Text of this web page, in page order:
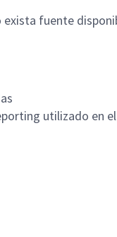
fuente
utilizado en